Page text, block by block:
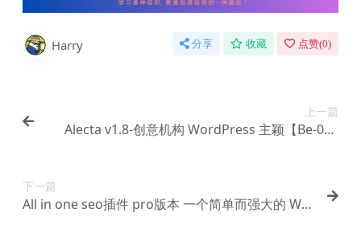
Harry 分享 收藏 点赞(0)
上一篇
Alecta v1.8-创意机构 WordPress 主颖【Be-000
下一篇
All in one seo插件 pro版本 一个简单而强大的 Wo